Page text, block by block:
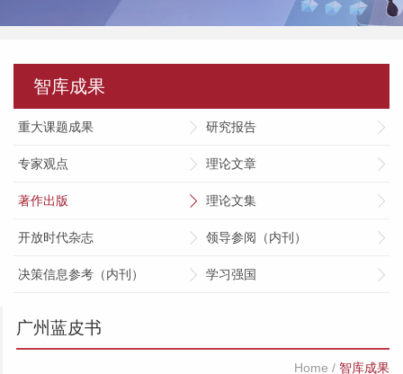
智库成果
重大课题成果 研究报告
专家观点 理论文章
著作出版 理论文集
开放时代杂志 领导参阅（内刊）
决策信息参考（内刊） 学习强国
广州蓝皮书
Home / 智库成果